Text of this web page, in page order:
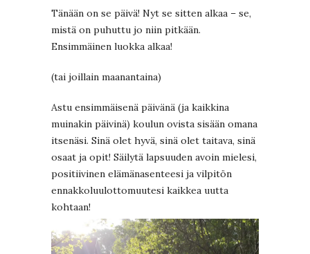
Tänään on se päivä! Nyt se sitten alkaa – se,
mistä on puhuttu jo niin pitkään.
Ensimmäinen luokka alkaa!
(tai joillain maanantaina)
Astu ensimmäisenä päivänä (ja kaikkina
muinakin päivinä) koulun ovista sisään omana
itsenäsi. Sinä olet hyvä, sinä olet taitava, sinä
osaat ja opit! Säilytä lapsuuden avoin mielesi,
positiivinen elämänasenteesi ja vilpitön
ennakkoluulottomuutesi kaikkea uutta
kohtaan!